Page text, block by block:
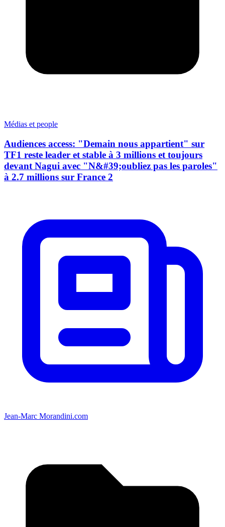
Médias et people
Audiences access: "Demain nous appartient" sur
TF1 reste leader et stable à 3 millions et toujours
devant Nagui avec "N&#39;oubliez pas les paroles"
à 2.7 millions sur France 2
Jean-Marc Morandini.com